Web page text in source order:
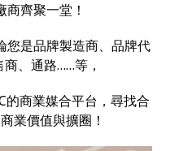
齊聚一堂！
您是品牌製造商、品牌代
、通路……等，
的商業媒合平台，尋找合
業價值與擴圈！